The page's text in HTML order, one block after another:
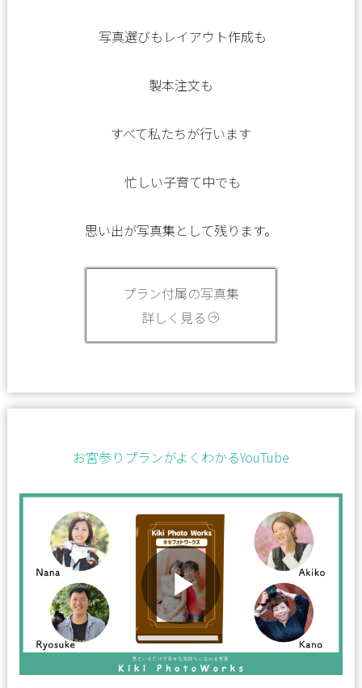
写真選びもレイアウト作成も
製本注文も
すべて私たちが行います
忙しい子育て中でも
思い出が写真集として残ります。
プラン付属の写真集
詳しく見る
お宮参りプランがよくわかるYouTube